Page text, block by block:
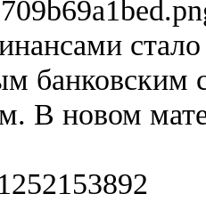
банковским
В новом